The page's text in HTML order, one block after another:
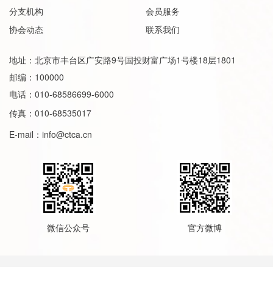
分支机构
协会动态
会员服务
联系我们
地址：北京市丰台区广安路9号国投财富广场1号楼18层1801
邮编：100000
电话：010-68586699-6000
传真：010-68535017
E-mail： info@ctca.cn
微信公众号 官方微博